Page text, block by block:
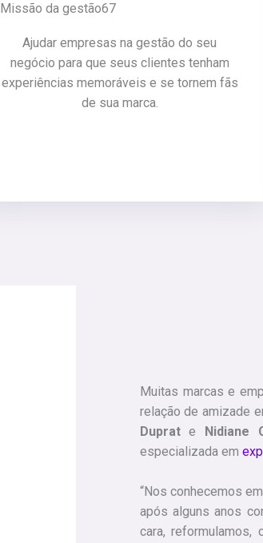
Missão da gestão67
Ajudar empresas na gestão do seu
negócio para que seus clientes tenham
experiências memoráveis e se tornem fãs
de sua marca.
Muitas marcas e
relação de amizade
Duprate Nidiane
especializada em
“Nos conhecemos
após alguns anos
cara,